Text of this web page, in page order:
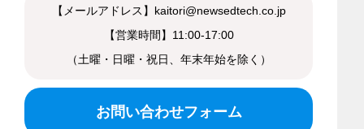
【メールアドレス】kaitori@newsedtech.co.jp
【営業時間】11:00-17:00
（土曜・日曜・祝日、年末年始を除く）
お問い合わせフォーム